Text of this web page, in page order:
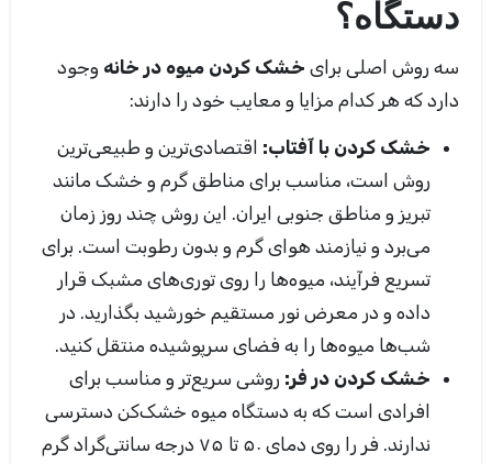
دستگاه؟
سه روش اصلی برای خشک کردن میوه در خانه وجود
دارد که هر کدام مزایا و معایب خود را دارند:
خشک کردن با آفتاب: اقتصادی‌ترین و طبیعی‌ترین
روش است، مناسب برای مناطق گرم و خشک مانند
تبریز و مناطق جنوبی ایران. این روش چند روز زمان
می‌برد و نیازمند هوای گرم و بدون رطوبت است. برای
تسریع فرآیند، میوه‌ها را روی توری‌های مشبک قرار
داده و در معرض نور مستقیم خورشید بگذارید. در
شب‌ها میوه‌ها را به فضای سرپوشیده منتقل کنید.
خشک کردن در فر: روشی سریع‌تر و مناسب برای
افرادی است که به دستگاه میوه خشک‌کن دسترسی
ندارند. فر را روی دمای ۵۰ تا ۷۵ درجه سانتی‌گراد گرم